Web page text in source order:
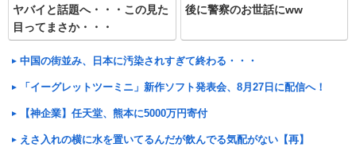
ヤバイと話題へ・・・この見た
目ってまさか・・・
後に警察のお世話にww
中国の街並み、日本に汚染されすぎて終わる・・・
「イーグレットツーミニ」新作ソフト発表会、8月27日に配信へ！
【神企業】任天堂、熊本に5000万円寄付
えさ入れの横に水を置いてるんだが飲んでる気配がない【再】